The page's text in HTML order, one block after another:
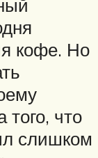
кофе. Но
что
слишком